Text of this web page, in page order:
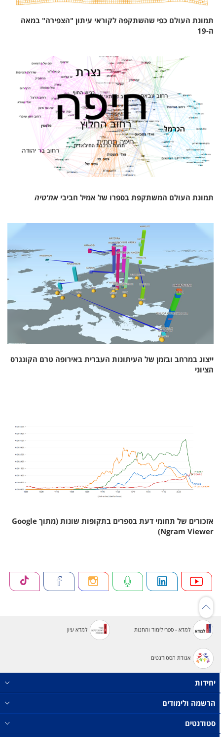
תמונת העולם כפי שהשתקפה לקוראי עיתון "הצפירה" במאה
ה-19
תמונת העולם המשתקפת בספרו של אמיל חביבי אח'טיה
ייצוג במרחב ובזמן של העיתונות העברית באירופה טרם הקונגרס
הציוני
אזכורים של תחומי דעת בספרים בתקופות שונות (מתוך Google
Ngram Viewer)
למדא - ספרי לימוד והחנות למדא עיון
אגודת הסטודנטים
יחידות
הרשמה ולימודים
סטודנטים